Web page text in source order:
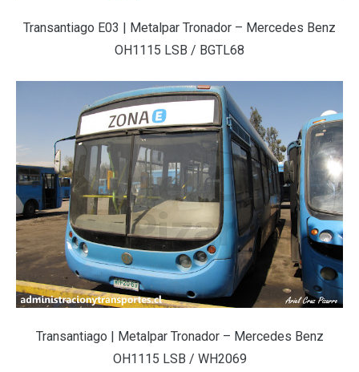
Transantiago E03 | Metalpar Tronador – Mercedes Benz
OH1115 LSB / BGTL68
Transantiago | Metalpar Tronador – Mercedes Benz
OH1115 LSB / WH2069